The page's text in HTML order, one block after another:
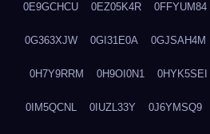
0E9GCHCU 0EZ05K4R 0FFYUM84
0G363XJW 0GI31E0A 0GJSAH4M
0H7Y9RRM 0H9OI0N1 0HYK5SEI
0IM5QCNL 0IUZL33Y 0J6YMSQ9